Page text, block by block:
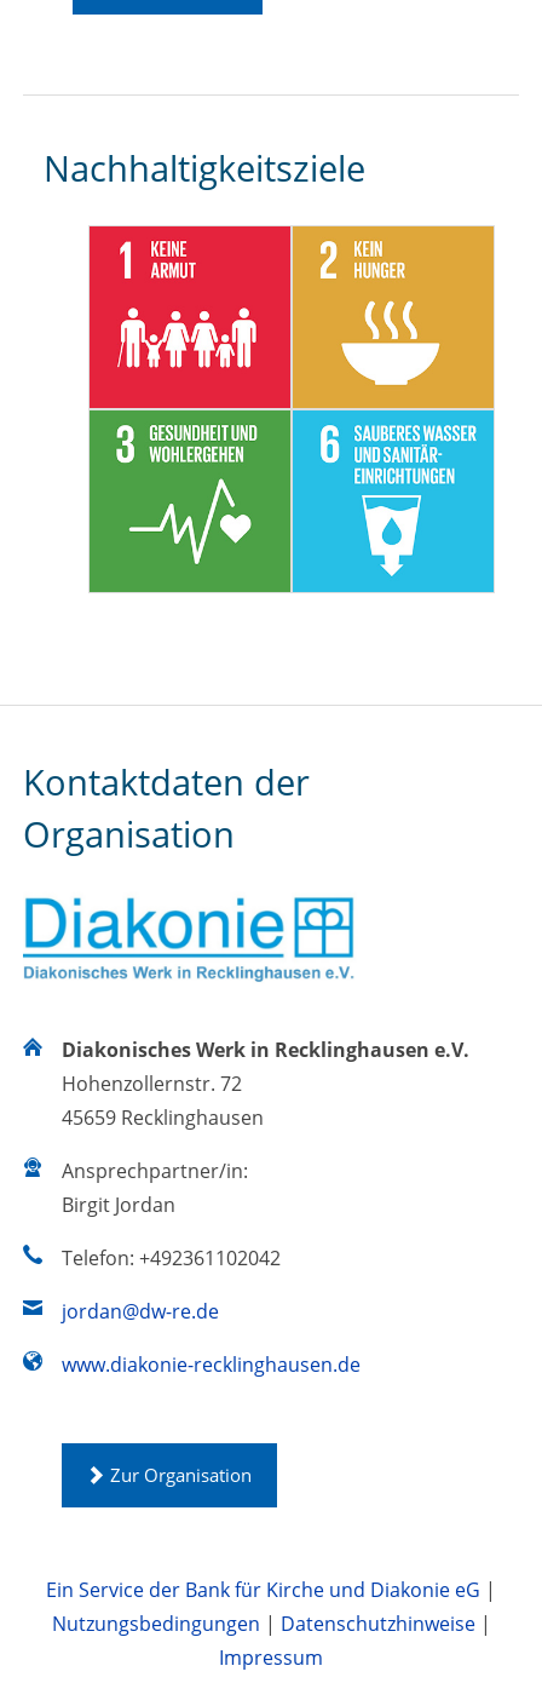
Nachhaltigkeitsziele
Kontaktdaten der
Organisation
Diakonisches Werk in Recklinghausen e.V.
Hohenzollernstr. 72
45659 Recklinghausen
Ansprechpartner/in:
Birgit Jordan
Telefon: +492361102042
jordan@dw-re.de
www.diakonie-recklinghausen.de
Zur Organisation
Ein Service der Bank für Kirche und Diakonie eG |
Nutzungsbedingungen | Datenschutzhinweise|
Impressum